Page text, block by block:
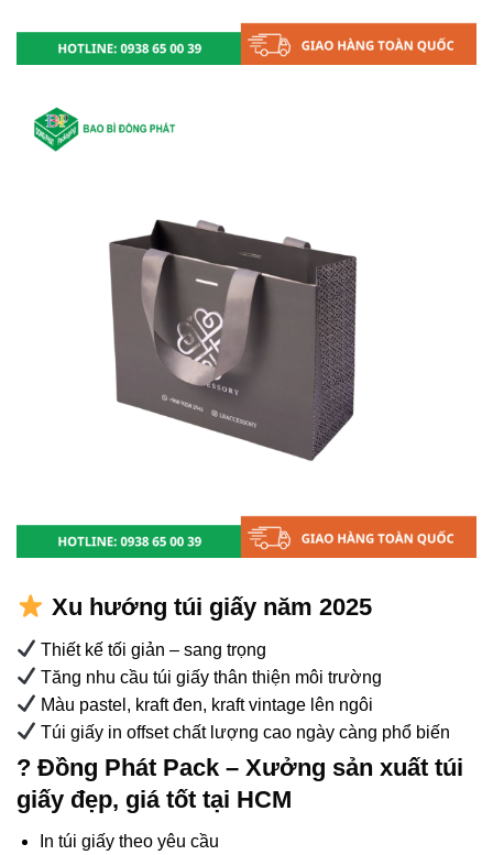
Xu hướng túi giấy năm 2025
Thiết kế tối giản – sang trọng
Tăng nhu cầu túi giấy thân thiện môi trường
Màu pastel, kraft đen, kraft vintage lên ngôi
Túi giấy in offset chất lượng cao ngày càng phổ biến
? Đồng Phát Pack – Xưởng sản xuất túi
giấy đẹp, giá tốt tại HCM
In túi giấy theo yêu cầu